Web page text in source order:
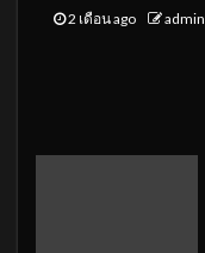
2 เดือน ago admin